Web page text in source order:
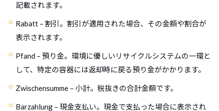
記載されます。
Rabatt – 割引。割引が適用された場合、その金額や割合が
表示されます。
Pfand – 預り金。環境に優しいリサイクルシステムの一環と
して、特定の容器には返却時に戻る預り金がかかります。
Zwischensumme – 小計。税抜きの合計金額です。
Barzahlung – 現金支払い。現金で支払った場合に表示され